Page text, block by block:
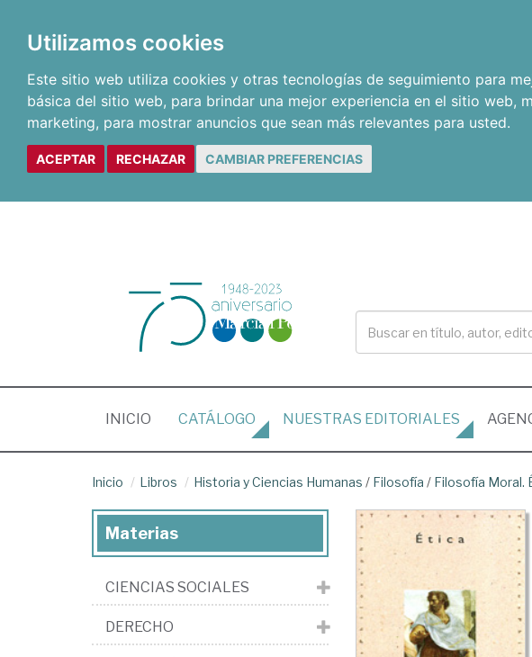
Utilizamos cookies
Este sitio web utiliza cookies y otras tecnologías de seguimiento para
básica del sitio web, para brindar una mejor experiencia en el sitio web,
marketing, para mostrar anuncios que sean más relevantes para usted.
ACEPTAR RECHAZAR CAMBIAR PREFERENCIAS
INICIO (CURRENT)
CATÁLOGO NUESTRAS EDITORIALES
Inicio Libros Historia y Ciencias Humanas / Filosofía / Filosofía Moral.
Materias
CIENCIAS SOCIALES
DERECHO